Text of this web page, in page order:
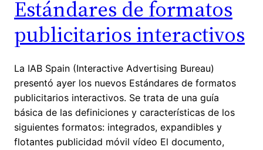
Estándares de formatos
publicitarios interactivos
La IAB Spain (Interactive Advertising Bureau)
presentó ayer los nuevos Estándares de formatos
publicitarios interactivos. Se trata de una guía
básica de las definiciones y características de los
siguientes formatos: integrados, expandibles y
flotantes publicidad móvil vídeo El documento,